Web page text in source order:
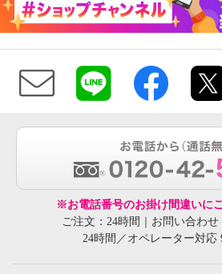
※お電話番号のお掛け間違いに
ご注文：24時間｜お問い合わ
24時間／オペレーター対応